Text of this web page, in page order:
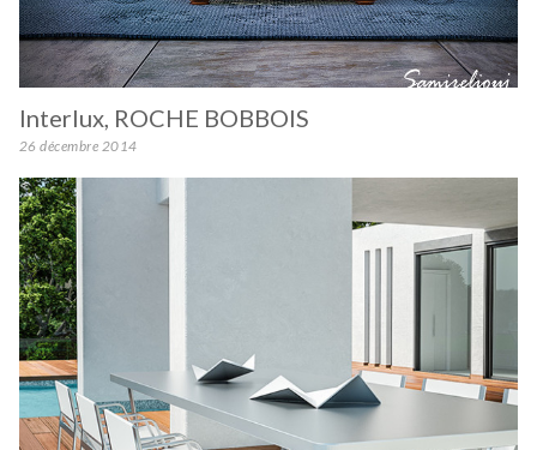
Interlux, ROCHE BOBBOIS
26 décembre 2014